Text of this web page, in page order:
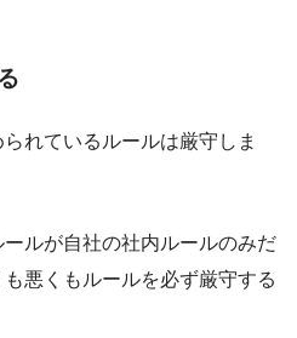
れているルールは厳守しま
ルが自社の社内ルールのみだ
悪くもルールを必ず厳守する